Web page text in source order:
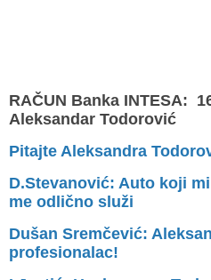
RAČUN Banka INTESA:
Aleksandar Todorović
Pitajte Aleksandra
D.Stevanović: Auto koji
me odlično služi
Dušan Sremčević:
profesionalac!